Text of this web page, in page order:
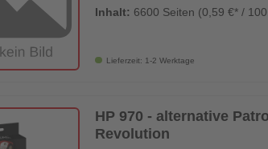
Inhalt: 6600 Seiten (0,59 €* /
Lieferzeit: 1-2 Werktage
HP 970 - alternative
Revolution